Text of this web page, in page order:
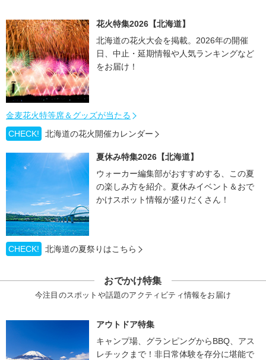
花火特集2026【北海道】
北海道の花火大会を掲載。2026年の開催
日、中止・延期情報や人気ランキングなど
をお届け！
金麦花火特等席＆グッズが当たる
CHECK!
北海道の花火開催カレンダー
夏休み特集2026【北海道】
ウォーカー編集部がおすすめする、この夏
の楽しみ方を紹介。夏休みイベント＆おで
かけスポット情報が盛りだくさん！
CHECK! 北海道の夏祭りはこちら
おでかけ特集
今注目のスポットや話題のアクティビティ情報をお届け
アウトドア特集
キャンプ場、グランピングからBBQ、アス
レチックまで！非日常体験を存分に堪能で